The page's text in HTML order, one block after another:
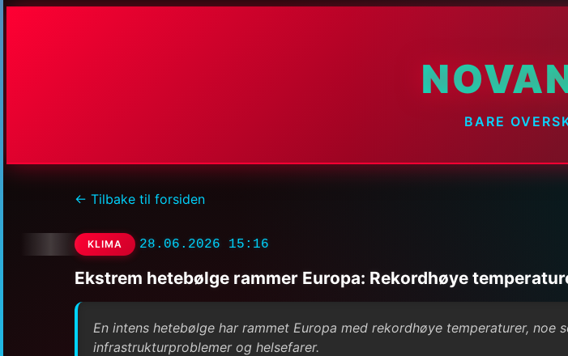
BARE
← Tilbake til forsiden
KLIMA 28.06.2026 15:16
Ekstrem hetebølge rammer Europa: Rekordhøye
En intens hetebølge har rammet Europa med rekordhøye temperaturer,
infrastrukturproblemer og helsefarer.